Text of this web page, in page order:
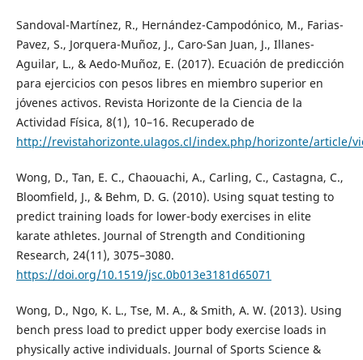
Sandoval-Martínez, R., Hernández-Campodónico, M., Farias-
Pavez, S., Jorquera-Muñoz, J., Caro-San Juan, J., Illanes-
Aguilar, L., & Aedo-Muñoz, E. (2017). Ecuación de predicción
para ejercicios con pesos libres en miembro superior en
jóvenes activos. Revista Horizonte de la Ciencia de la
Actividad Física, 8(1), 10–16. Recuperado de
http://revistahorizonte.ulagos.cl/index.php/horizonte/article/
Wong, D., Tan, E. C., Chaouachi, A., Carling, C., Castagna, C.,
Bloomfield, J., & Behm, D. G. (2010). Using squat testing to
predict training loads for lower-body exercises in elite
karate athletes. Journal of Strength and Conditioning
Research, 24(11), 3075–3080.
https://doi.org/10.1519/jsc.0b013e3181d65071
Wong, D., Ngo, K. L., Tse, M. A., & Smith, A. W. (2013). Using
bench press load to predict upper body exercise loads in
physically active individuals. Journal of Sports Science &